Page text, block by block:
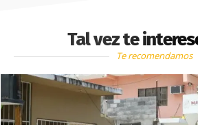
Tal vez te
Te recomendamos